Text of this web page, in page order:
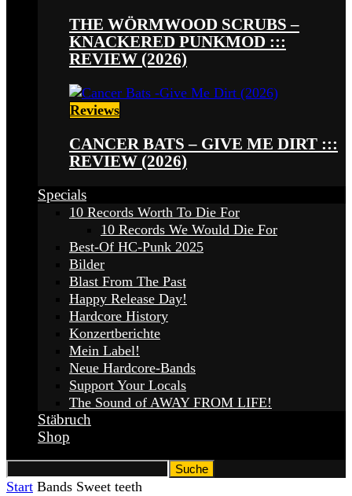
THE WÖRMWOOD SCRUBS –
KNACKERED PUNKMOD :::
REVIEW (2026)
Reviews
CANCER BATS – GIVE ME DIRT :::
REVIEW (2026)
Specials
10 Records Worth To Die For
10 Records We Would Die For
Best-Of HC-Punk 2025
Bilder
Blast From The Past
Happy Release Day!
Hardcore History
Konzertberichte
Mein Label!
Neue Hardcore-Bands
Support Your Locals
The Sound of AWAY FROM LIFE!
Stäbruch
Shop
Start Bands Sweet teeth